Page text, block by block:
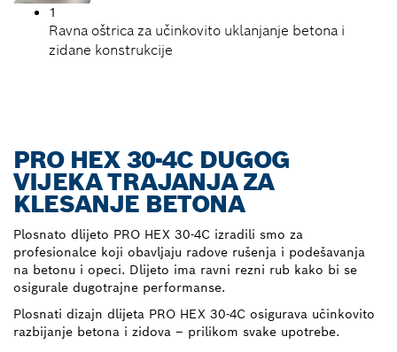
1
Ravna oštrica za učinkovito uklanjanje betona i
zidane konstrukcije
PRO HEX 30-4C DUGOG
VIJEKA TRAJANJA ZA
KLESANJE BETONA
Plosnato dlijeto PRO HEX 30-4C izradili smo za
profesionalce koji obavljaju radove rušenja i podešavanja
na betonu i opeci. Dlijeto ima ravni rezni rub kako bi se
osigurale dugotrajne performanse.
Plosnati dizajn dlijeta PRO HEX 30-4C osigurava učinkovito
razbijanje betona i zidova – prilikom svake upotrebe.